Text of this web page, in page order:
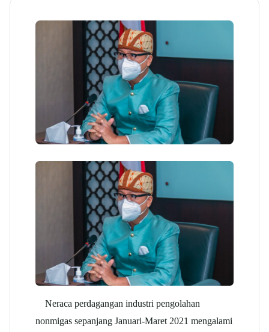
Neraca perdagangan industri pengolahan
nonmigas sepanjang Januari-Maret 2021 mengalami